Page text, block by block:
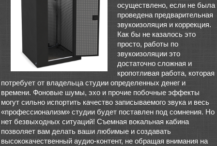
осуществлено, если не была
проведена предварительная
звукоизоляция и коррекция.
Как бы не казалось это
просто, работы по
звукоизоляции это
достаточно сложная и
кропотливая работа, которая
потребует от владельца студии определенных денег и
времени. Фоновые шумы, эхо и прочие побочные эффекты
могут сильно испортить качество записываемого звука и весь
«профессионализм» студии будет поставлен под сомнения. Но
нет безвыходных ситуаций! Съемная вокальная кабина
позволяет вам делать ваши любимые и создавать
высококачественный аудио-контент, не обращая внимания на